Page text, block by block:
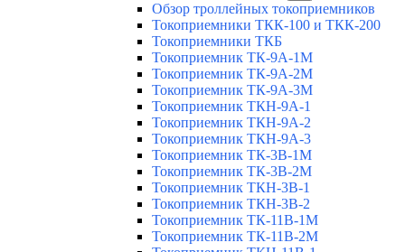
Обзор троллейных токоприемников
Токоприемники ТКК-100 и ТКК-200
Токоприемники ТКБ
Токоприемник ТК-9А-1М
Токоприемник ТК-9А-2М
Токоприемник ТК-9А-3М
Токоприемник ТКН-9А-1
Токоприемник ТКН-9А-2
Токоприемник ТКН-9А-3
Токоприемник ТК-3В-1М
Токоприемник ТК-3В-2М
Токоприемник ТКН-3В-1
Токоприемник ТКН-3В-2
Токоприемник ТК-11В-1М
Токоприемник ТК-11В-2М